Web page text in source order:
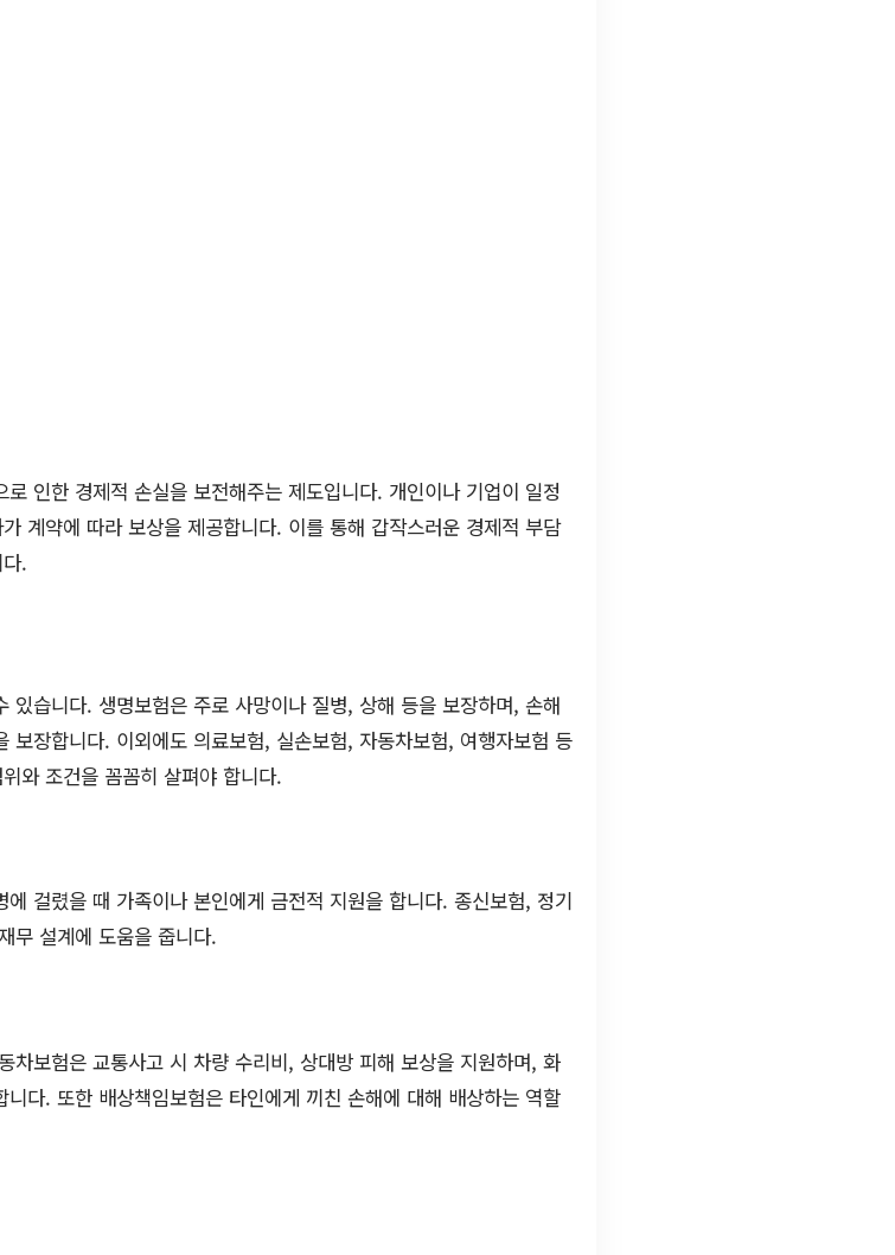
인한 경제적 손실을 보전해주는 제도입니다. 개인이나 기업이 일정
계약에 따라 보상을 제공합니다. 이를 통해 갑작스러운 경제적 부담
.
있습니다. 생명보험은 주로 사망이나 질병, 상해 등을 보장하며, 손해
장합니다. 이외에도 의료보험, 실손보험, 자동차보험, 여행자보험 등
와 조건을 꼼꼼히 살펴야 합니다.
걸렸을 때 가족이나 본인에게 금전적 지원을 합니다. 종신보험, 정기
무 설계에 도움을 줍니다.
차보험은 교통사고 시 차량 수리비, 상대방 피해 보상을 지원하며, 화
다. 또한 배상책임보험은 타인에게 끼친 손해에 대해 배상하는 역할